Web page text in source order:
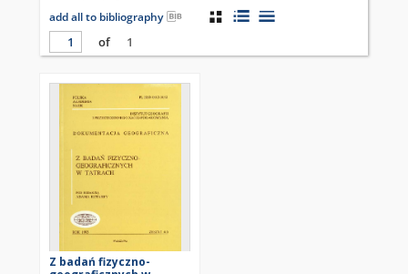
add all to bibliography
of
1
Z badań fizyczno-